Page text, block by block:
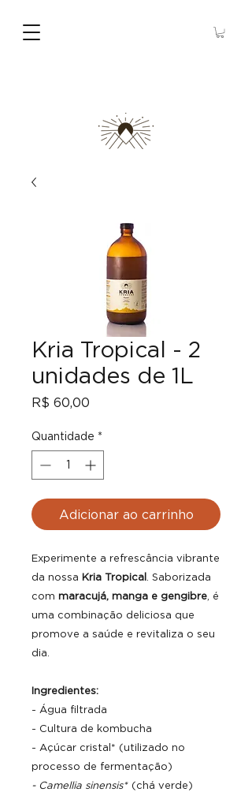
Kria Tropical - 2
unidades de 1L
R$ 60,00
Quantidade *
Adicionar ao carrinho
Experimente a refrescância vibrante
da nossa Kria Tropical . Saborizada
com maracujá, manga e gengibre, é
uma combinação deliciosa que
promove a saúde e revitaliza o seu
dia.
Ingredientes:
- Água filtrada
- Cultura de kombucha
- Açúcar cristal* (utilizado no
processo de fermentação)
- Camellia sinensis* (chá verde)